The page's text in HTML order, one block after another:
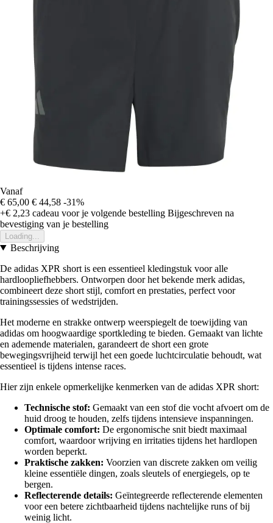
Vanaf
€ 65,00 € 44,58 -31%
+€ 2,23 cadeau voor je volgende bestelling Bijgeschreven na
bevestiging van je bestelling
Loading...
Beschrijving
De adidas XPR short is een essentieel kledingstuk voor alle
hardloopliefhebbers. Ontworpen door het bekende merk adidas,
combineert deze short stijl, comfort en prestaties, perfect voor
trainingssessies of wedstrijden.
Het moderne en strakke ontwerp weerspiegelt de toewijding van
adidas om hoogwaardige sportkleding te bieden. Gemaakt van lichte
en ademende materialen, garandeert de short een grote
bewegingsvrijheid terwijl het een goede luchtcirculatie behoudt, wat
essentieel is tijdens intense races.
Hier zijn enkele opmerkelijke kenmerken van de adidas XPR short:
Technische stof: Gemaakt van een stof die vocht afvoert om de
huid droog te houden, zelfs tijdens intensieve inspanningen.
Optimale comfort: De ergonomische snit biedt maximaal
comfort, waardoor wrijving en irritaties tijdens het hardlopen
worden beperkt.
Praktische zakken: Voorzien van discrete zakken om veilig
kleine essentiële dingen, zoals sleutels of energiegels, op te
bergen.
Reflecterende details: Geïntegreerde reflecterende elementen
voor een betere zichtbaarheid tijdens nachtelijke runs of bij
weinig licht.